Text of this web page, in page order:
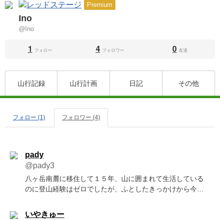
Premium
Ino
@Ino
1 フォロー 4 フォロワー 0 友達
山行記録 山行計画 日記 その他
フォロー (1) フォロワー (4)
pady
@pady3
八ヶ岳南麓に移住して１５年、山に囲まれて生活している
のに登山経験はゼロでしたが、ふとしたきっかけから今年
から少しずつ攻略していこうと思います。
いやきゅー